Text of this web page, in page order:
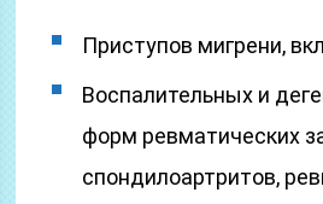
Приступов мигрени,
Воспалительных и
форм ревматических
спондилоартритов,